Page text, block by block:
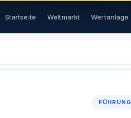
Startseite Weltmarkt Wertanlage
FÜHRUNG